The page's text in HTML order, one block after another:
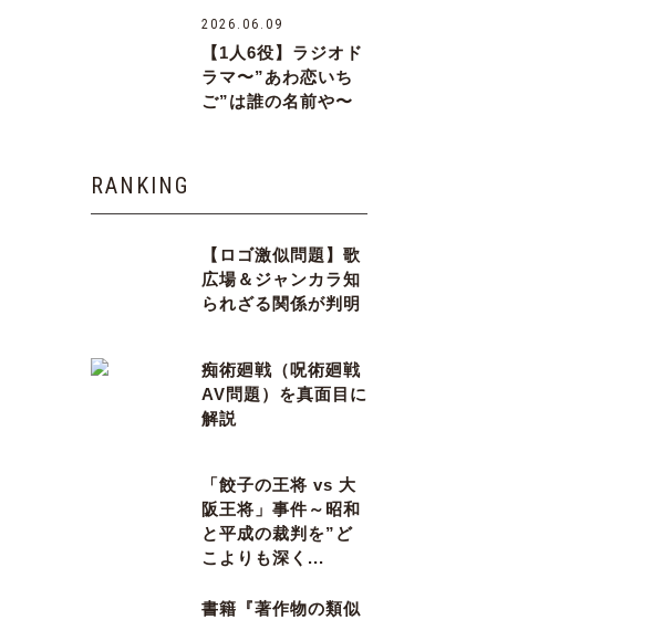
2026.06.09
【1人6役】ラジオド
ラマ〜”あわ恋いち
ご”は誰の名前や〜
RANKING
【ロゴ激似問題】歌
広場＆ジャンカラ知
られざる関係が判明
痴術廻戦（呪術廻戦
AV問題）を真面目に
解説
「餃子の王将 vs 大
阪王将」事件～昭和
と平成の裁判を”ど
こよりも深く...
書籍『著作物の類似